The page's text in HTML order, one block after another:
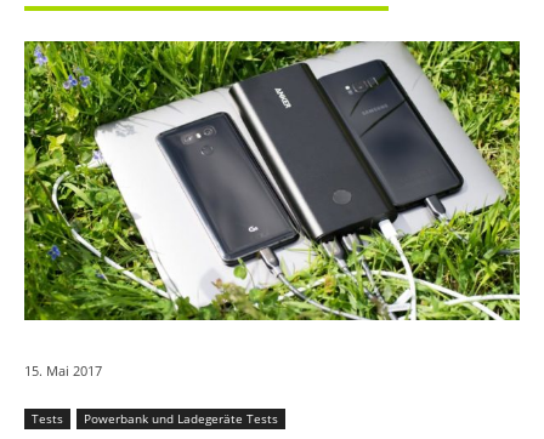
15. Mai 2017
Tests Powerbank und Ladegeräte Tests